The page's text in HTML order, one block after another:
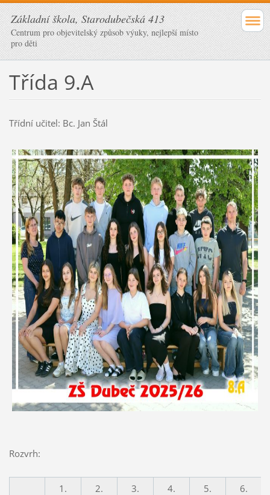
Základní škola, Starodubečská 413
Centrum pro objevitelský způsob výuky, nejlepší místo
pro děti
Třída 9.A
Třídní učitel: Bc. Jan Štál
Rozvrh:
1. 2. 3. 4. 5.
6.